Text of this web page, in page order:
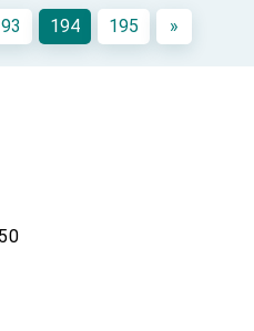
片
利桑納州設立「駐鳳凰城辦
194 195 »